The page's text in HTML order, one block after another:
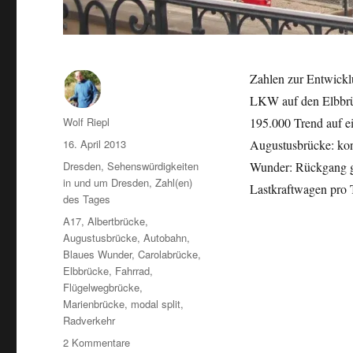
Zahlen zur
LKW auf den
195.000 Trend auf
Augustusbrücke:
Wunder: Rückgang
Lastkraftwagen
Autor
Wolf Riepl
Veröffentlicht
am
16. April 2013
Kategorien
Dresden,Sehenswürdigkeiten
in und um Dresden,Zahl(en)
des Tages
Schlagwörter
A17,Albertbrücke,
Augustusbrücke,Autobahn,
Blaues Wunder,Carolabrücke,
Elbbrücke, Fahrrad,
Flügelwegbrücke,
Marienbrücke, modal split,
Radverkehr
2 Kommentarezu